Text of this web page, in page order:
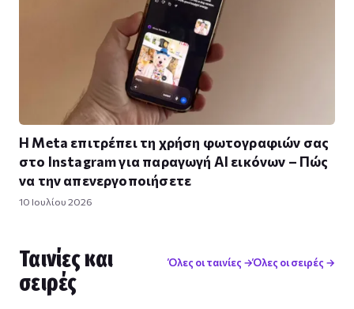
Η Meta επιτρέπει τη χρήση φωτογραφιών σας
στο Instagram για παραγωγή AI εικόνων – Πώς
να την απενεργοποιήσετε
10 Ιουλίου 2026
Ταινίες και
σειρές
Όλες οι ταινίες →Όλες οι σειρές →